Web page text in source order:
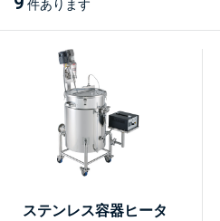
件あります
ステンレス容器ヒータ